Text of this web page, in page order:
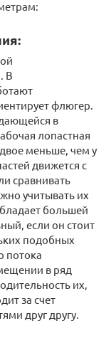
В
флюгер.
в
лопастная
меньше, чем у
движется с
сравнивать
учитывать их
большей
если он стоит
подобных
потока
в ряд
их,
за счет
друг другу.